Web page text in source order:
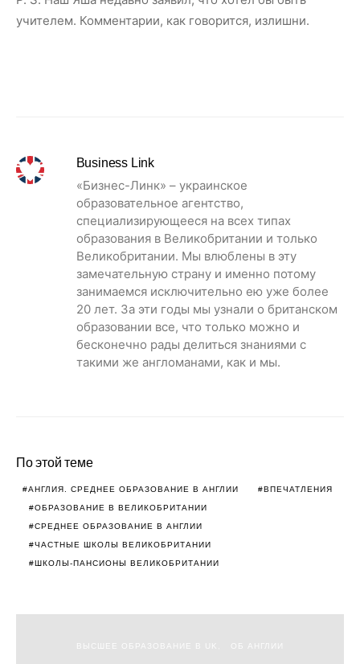
учителем. Комментарии, как говорится, излишни.
Business Link
«Бизнес-Линк» – украинское
образовательное агентство,
специализирующееся на всех типах
образования в Великобритании и только
Великобритании. Мы влюблены в эту
замечательную страну и именно потому
занимаемся исключительно ею уже более
20 лет. За эти годы мы узнали о британском
образовании все, что только можно и
бесконечно рады делиться знаниями с
такими же англоманами, как и мы.
По этой теме
АНГЛИЯ. СРЕДНЕЕ ОБРАЗОВАНИЕ В АНГЛИИ ВПЕЧАТЛЕНИЯ
ОБРАЗОВАНИЕ В ВЕЛИКОБРИТАНИИ
СРЕДНЕЕ ОБРАЗОВАНИЕ В АНГЛИИ
ЧАСТНЫЕ ШКОЛЫ ВЕЛИКОБРИТАНИИ
ШКОЛЫ-ПАНСИОНЫ ВЕЛИКОБРИТАНИИ
ВЫСШЕЕ ОБРАЗОВАНИЕ В UK ОБ АНГЛИИ